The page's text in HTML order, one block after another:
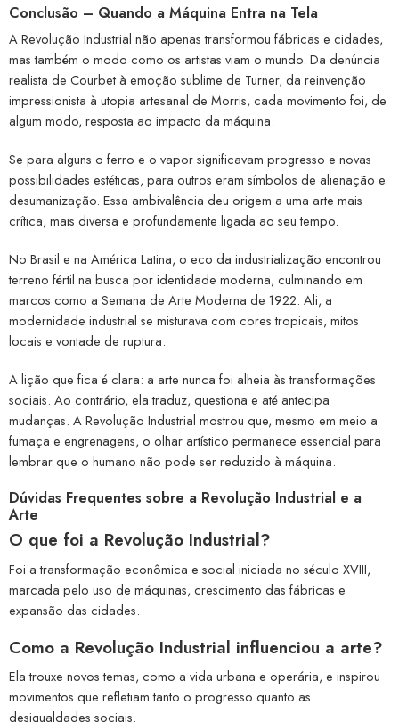
Conclusão – Quando a Máquina Entra na Tela
A Revolução Industrial não apenas transformou fábricas e cidades,
mas também o modo como os artistas viam o mundo. Da denúncia
realista de Courbet à emoção sublime de Turner, da reinvenção
impressionista à utopia artesanal de Morris, cada movimento foi, de
algum modo, resposta ao impacto da máquina.
Se para alguns o ferro e o vapor significavam progresso e novas
possibilidades estéticas, para outros eram símbolos de alienação e
desumanização. Essa ambivalência deu origem a uma arte mais
crítica, mais diversa e profundamente ligada ao seu tempo.
No Brasil e na América Latina, o eco da industrialização encontrou
terreno fértil na busca por identidade moderna, culminando em
marcos como a Semana de Arte Moderna de 1922. Ali, a
modernidade industrial se misturava com cores tropicais, mitos
locais e vontade de ruptura.
A lição que fica é clara: a arte nunca foi alheia às transformações
sociais. Ao contrário, ela traduz, questiona e até antecipa
mudanças. A Revolução Industrial mostrou que, mesmo em meio a
fumaça e engrenagens, o olhar artístico permanece essencial para
lembrar que o humano não pode ser reduzido à máquina.
Dúvidas Frequentes sobre a Revolução Industrial e a
Arte
O que foi a Revolução Industrial?
Foi a transformação econômica e social iniciada no século XVIII,
marcada pelo uso de máquinas, crescimento das fábricas e
expansão das cidades.
Como a Revolução Industrial influenciou a arte?
Ela trouxe novos temas, como a vida urbana e operária, e inspirou
movimentos que refletiam tanto o progresso quanto as
desigualdades sociais.